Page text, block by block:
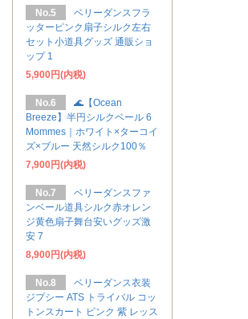
No.5
ベリーダンスフラ
ッターピンク扇子シルク左右
セット小道具グッズ 通販ショ
ップ 1
5,900円(内税)
No.6
🌊【Ocean
Breeze】半円シルクベール 6
Mommes｜ホワイト×ターコイ
ズ×ブルー 天然シルク100％
7,900円(内税)
No.7
ベリーダンスファ
ンベール道具シルク赤オレン
ジ黄色扇子舞台安いグッズ激
安 7
8,900円(内税)
No.8
ベリーダンス衣装
ジプシー ATS トライバル コッ
トンスカート ピンク 紫 レッス